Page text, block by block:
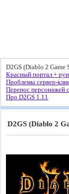
D2GS (Diablo 2 Game
Красный портал +
Проблемы сервер-
Перенос персонажей
Про D2GS 1.11
D2GS (Diablo 2